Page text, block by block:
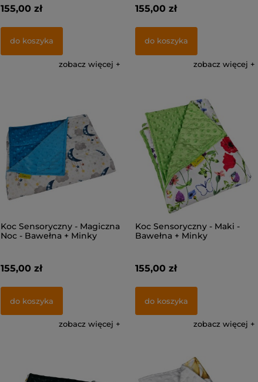
155,00 zł
do koszyka
zobacz więcej
155,00 zł
do koszyka
zobacz więcej
Koc Sensoryczny - Magiczna
Noc - Bawełna + Minky
155,00 zł
do koszyka
zobacz więcej
Koc Sensoryczny - Maki -
Bawełna + Minky
155,00 zł
do koszyka
zobacz więcej